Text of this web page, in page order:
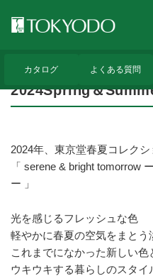
カタログ よくある質問
2024Spring＆
2024年、東京堂春夏コレク
「 serene & bright tomorrow
ー 」
光を感じるフレッシュな色
軽やかに春夏の空気をまと
これまでになかった新しい
ウキウキする暮らしのスタイ